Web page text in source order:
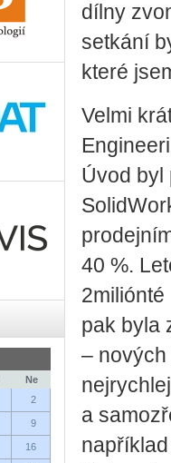
Ne
2
9
16
dílny
setkání
které
Velmi
Úvod byl
40 %.
pak byla
–
a